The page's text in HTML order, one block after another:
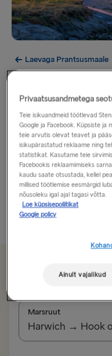
Laevaga Prantsusmaale
Ükskõik, kas teile
head toitu või lihtsalt
Bretagne'i ja lõõgastuge!
Bretagne, mis kannab
Little Britain ehk väike
Prantsusmaal ja on
Loe rohkem
Alates 107.00€ üks
Marsruut
Harwich → Hook
Privaatsusandmetega
Teie isikuandmeid töötlevad
Google ja Facebook. Küpsiste ja
teie arvutis olevat teavet ja
isikupärastatud reklaame ning
statistikat. Kasutame teie
Facebookis reklaamimiseks
kaudu saate otsustada, kellel
millised töötlemise eesmärgid
nõusoleku igal ajal tagasi võtta.
Loe küpsisepoliitikat
Google policy
Ainult vajalikud